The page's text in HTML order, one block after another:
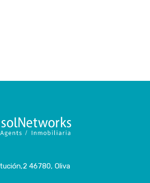
46780, Oliva